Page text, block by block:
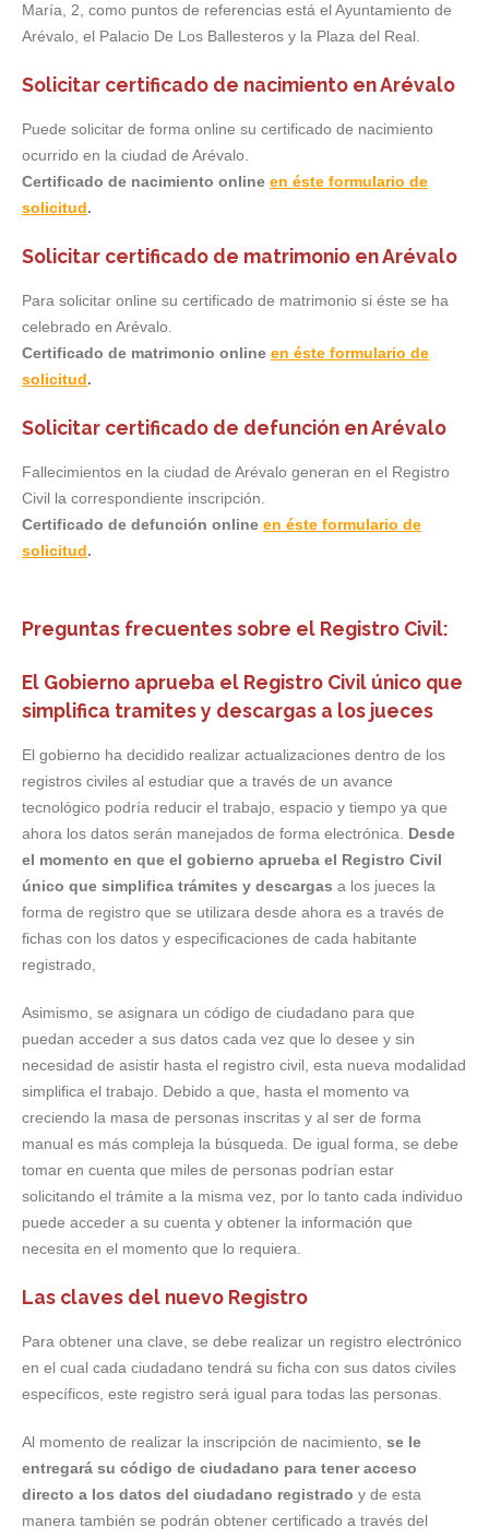
María, 2, como puntos de referencias está el Ayuntamiento de
Arévalo, el Palacio De Los Ballesteros y la Plaza del Real.
Solicitar certificado de nacimiento en Arévalo
Puede solicitar de forma online su certificado de nacimiento
ocurrido en la ciudad de Arévalo.
Certificado de nacimiento online en éste formulario de
solicitud.
Solicitar certificado de matrimonio en Arévalo
Para solicitar online su certificado de matrimonio si éste se ha
celebrado en Arévalo.
Certificado de matrimonio online en éste formulario de
solicitud.
Solicitar certificado de defunción en Arévalo
Fallecimientos en la ciudad de Arévalo generan en el Registro
Civil la correspondiente inscripción.
Certificado de defunción online en éste formulario de
solicitud.
Preguntas frecuentes sobre el Registro Civil:
El Gobierno aprueba el Registro Civil único que
simplifica tramites y descargas a los jueces
El gobierno ha decidido realizar actualizaciones dentro de los
registros civiles al estudiar que a través de un avance
tecnológico podría reducir el trabajo, espacio y tiempo ya que
ahora los datos serán manejados de forma electrónica. Desde
el momento en que el gobierno aprueba el Registro Civil
único que simplifica trámites y descargas a los jueces la
forma de registro que se utilizara desde ahora es a través de
fichas con los datos y especificaciones de cada habitante
registrado,
Asimismo, se asignara un código de ciudadano para que
puedan acceder a sus datos cada vez que lo desee y sin
necesidad de asistir hasta el registro civil, esta nueva modalidad
simplifica el trabajo. Debido a que, hasta el momento va
creciendo la masa de personas inscritas y al ser de forma
manual es más compleja la búsqueda. De igual forma, se debe
tomar en cuenta que miles de personas podrían estar
solicitando el trámite a la misma vez, por lo tanto cada individuo
puede acceder a su cuenta y obtener la información que
necesita en el momento que lo requiera.
Las claves del nuevo Registro
Para obtener una clave, se debe realizar un registro electrónico
en el cual cada ciudadano tendrá su ficha con sus datos civiles
específicos, este registro será igual para todas las personas.
Al momento de realizar la inscripción de nacimiento, se le
entregará su código de ciudadano para tener acceso
directo a los datos del ciudadano registrado y de esta
manera también se podrán obtener certificado a través del